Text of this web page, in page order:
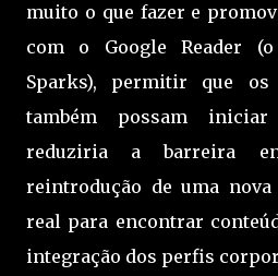
muito o que fazer e
com o Google Reader
Sparks), permitir que
também possam
reduziria a barreira
reintrodução de uma
real para encontrar
integração dos perfis